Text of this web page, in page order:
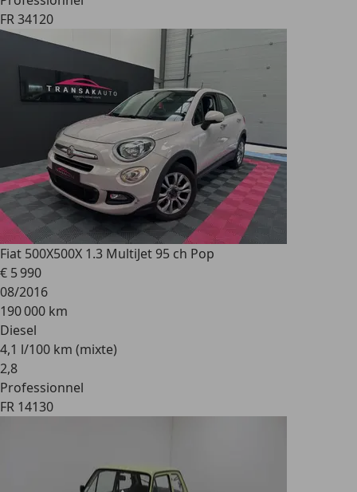
FR 34120
Fiat 500X500X 1.3 MultiJet 95 ch Pop
€ 5 990
08/2016
190 000 km
Diesel
4,1 l/100 km (mixte)
2,8
Professionnel
FR 14130